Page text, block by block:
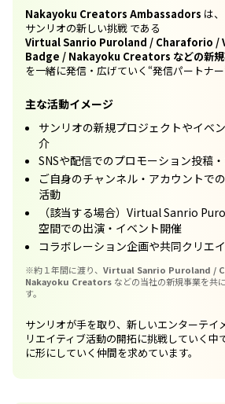
Nakayoku Creators Ambassadors は、
サンリオの新しい挑戦 である
Virtual Sanrio Puroland / Charaforio /
Badge / Nakayoku Creators などの新
を一緒に発信・広げていく“発信パートナー
主な活動イメージ
サンリオの新規プロジェクトやイベ
介
SNSや配信でのプロモーション投稿
ご自身のチャンネル・アカウントで
活動
（該当する場合）Virtual Sanrio
空間での出演・イベント開催
コラボレーション企画や共同クリエ
※約１年間に渡り、 Virtual Sanrio Puroland /
Nakayoku Creators などの当社の新規事業を共
す。
サンリオが手を取り、新しいエンターテイ
リエイティブ活動の開拓に挑戦していく中
に形にしていく仲間を求めています。